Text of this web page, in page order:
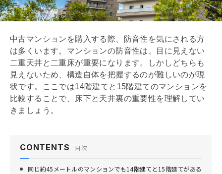
中古マンションを購入する際、防音性を気にされる方
は多くいます。マンションの防音性は、目に見えない
二重天井と 二重床が重要になります。しかしどちらも
見えないため、構造自体を把握するのが難しいのが現
状です。ここでは14階建てと15階建てのマンションを
比較することで、床下と天井裏の重要性を理解してい
きましょう。
CONTENTS 目次
同じ約45メートルのマンションでも14階建てと15階建てがある